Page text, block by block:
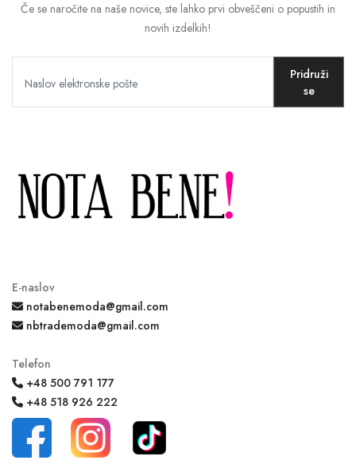
Če se naročite na naše novice, ste lahko prvi obveščeni o popustih in
novih izdelkih!
Pridruži
se
E-naslov
notabenemoda@gmail.com
nbtrademoda@gmail.com
Telefon
+48 500 791 177
+48 518 926 222